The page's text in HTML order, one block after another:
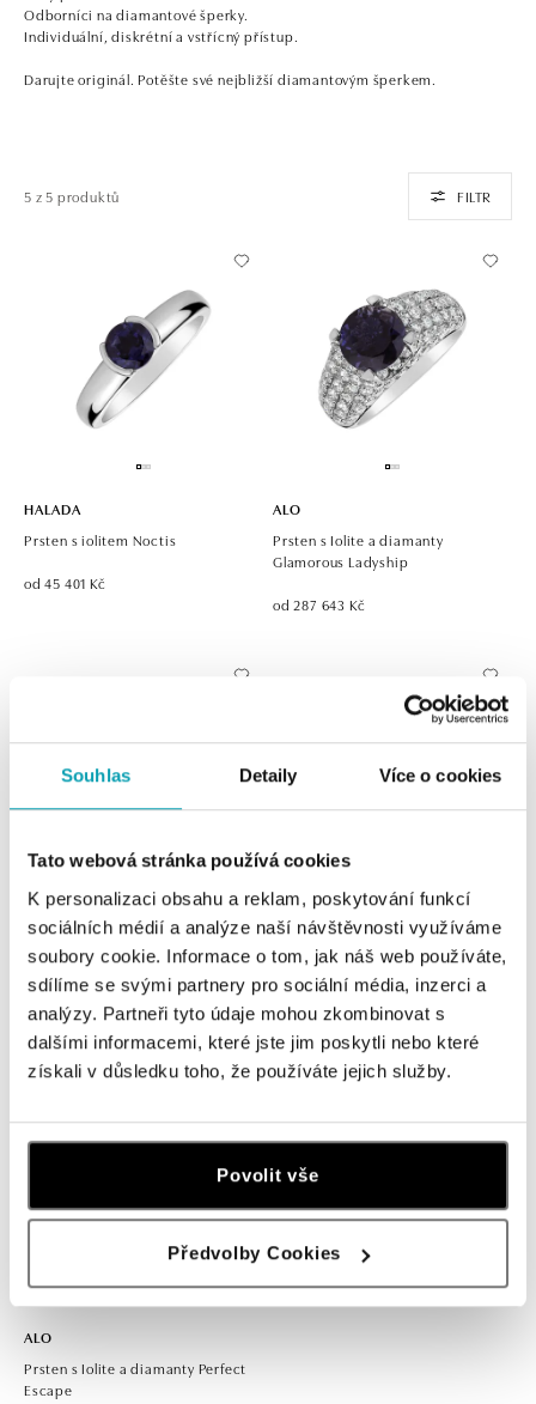
Souhlas Detaily Více o cookies
Tato webová stránka používá cookies
K personalizaci obsahu a reklam, poskytování funkcí
sociálních médií a analýze naší návštěvnosti využíváme
soubory cookie. Informace o tom, jak náš web používáte,
sdílíme se svými partnery pro sociální média, inzerci a
analýzy. Partneři tyto údaje mohou zkombinovat s
dalšími informacemi, které jste jim poskytli nebo které
získali v důsledku toho, že používáte jejich služby.
Povolit vše
Předvolby Cookies
Odborníci na diamantové šperky.
Individuální, diskrétní a vstřícný přístup.
Darujte originál. Potěšte své nejbližší diamantovým šperkem.
5 z 5 produktů FILTR
HALADA
Prsten s iolitem Noctis
od 45 401 Kč
ALO
Prsten s Iolite a diamanty
Glamorous Ladyship
od 287 643 Kč
ALO
Prsten s Iolite a diamanty Mistress
Ocean
od 87 144 Kč
ALOVE
Prsten s iolitem Bonbon
od 9 220 Kč
ALO
Prsten s Iolite a diamanty Perfect
Escape